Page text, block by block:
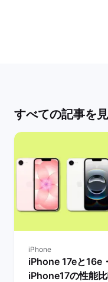
すべての記事を
iPhone
iPhone 17eと16e
iPhone17の性能